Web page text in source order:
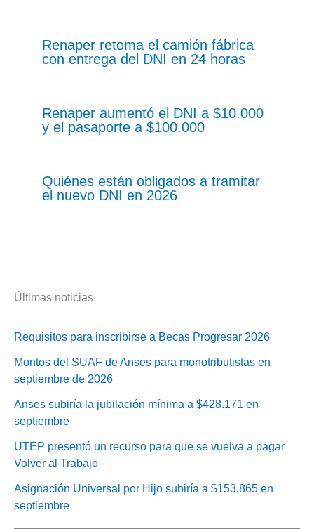
Renaper retoma el camión fábrica
con entrega del DNI en 24 horas
Renaper aumentó el DNI a $10.000
y el pasaporte a $100.000
Quiénes están obligados a tramitar
el nuevo DNI en 2026
Últimas noticias
Requisitos para inscribirse a Becas Progresar 2026
Montos del SUAF de Anses para monotributistas en
septiembre de 2026
Anses subiría la jubilación mínima a $428.171 en
septiembre
UTEP presentó un recurso para que se vuelva a pagar
Volver al Trabajo
Asignación Universal por Hijo subiría a $153.865 en
septiembre